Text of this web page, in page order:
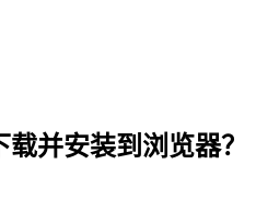
并安装到浏览器？